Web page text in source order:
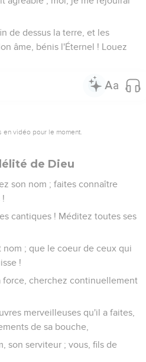
de dessus la terre, et les
âme, bénis l'Éternel ! Louez
vidéo pour le moment.
de Dieu
son nom ; faites connaître
!
cantiques ! Méditez toutes ses
nom ; que le coeur de ceux qui
!
force, cherchez continuellement
merveilleuses qu'il a faites,
de sa bouche,
son serviteur ; vous, fils de